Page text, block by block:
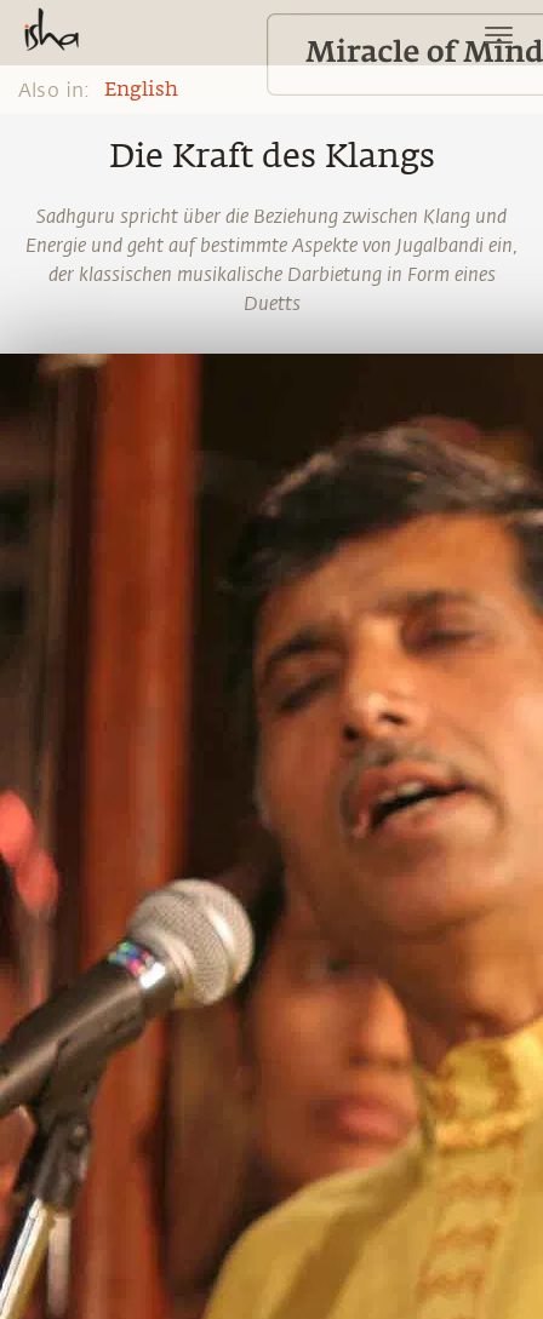
Also in: English
Die Kraft des Klangs
Sadhguru spricht über die Beziehung zwischen Klang und
Energie und geht auf bestimmte Aspekte von Jugalbandi ein,
der klassischen musikalische Darbietung in Form eines
Duetts